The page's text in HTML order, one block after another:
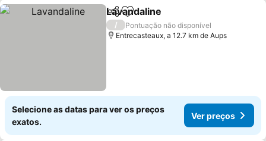
PartilharAdicionar aos favoritos
Lavandaline
/
Pontuação não disponível
Entrecasteaux, a 12.7 km de Aups
Selecione as datas para ver os preços
exatos.
Ver preços